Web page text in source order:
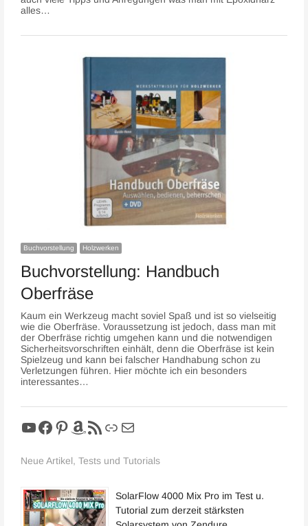
alles…
Buchvorstellung Holzwerken
Buchvorstellung: Handbuch
Oberfräse
Kaum ein Werkzeug macht soviel Spaß und ist so vielseitig
wie die Oberfräse. Voraussetzung ist jedoch, dass man mit
der Oberfräse richtig umgehen kann und die notwendigen
Sicherheitsvorschriften einhält, denn die Oberfräse ist kein
Spielzeug und kann bei falscher Handhabung schon zu
Verletzungen führen. Hier möchte ich ein besonders
interessantes…
YouTube
Facebook
Pinterest
Amazon
RSS-Feed
Link
E-Mail
Neue Artikel, Tests und Tutorials
SolarFlow 4000 Mix Pro im Test u.
Tutorial zum derzeit stärksten